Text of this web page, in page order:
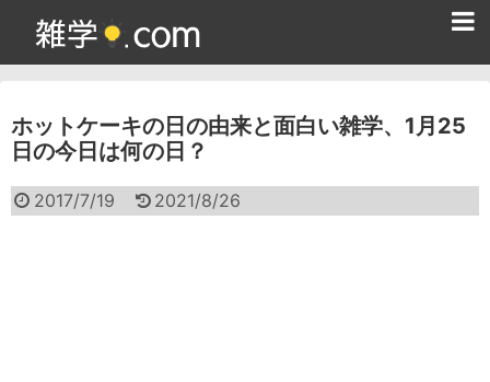
ホットケーキの日の由来と面白い雑学、1月25
日の今日は何の日？
2017/7/19 2021/8/26
雑学クイズ問題集
面白い雑学